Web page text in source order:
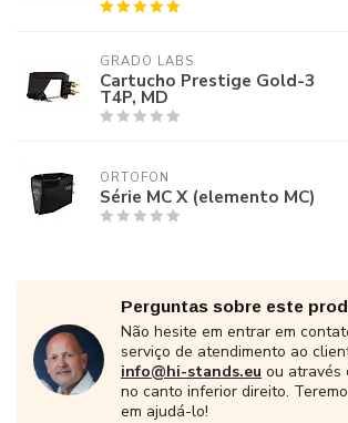
GRADO LABS
Cartucho Prestige Gold-3
T4P, MD
ORTOFON
Série MC X (elemento MC)
Perguntas sobre este
Não hesite em entrar em
serviço de atendimento ao
info@hi-stands.eu ou através
no canto inferior direito.
em ajudá-lo!